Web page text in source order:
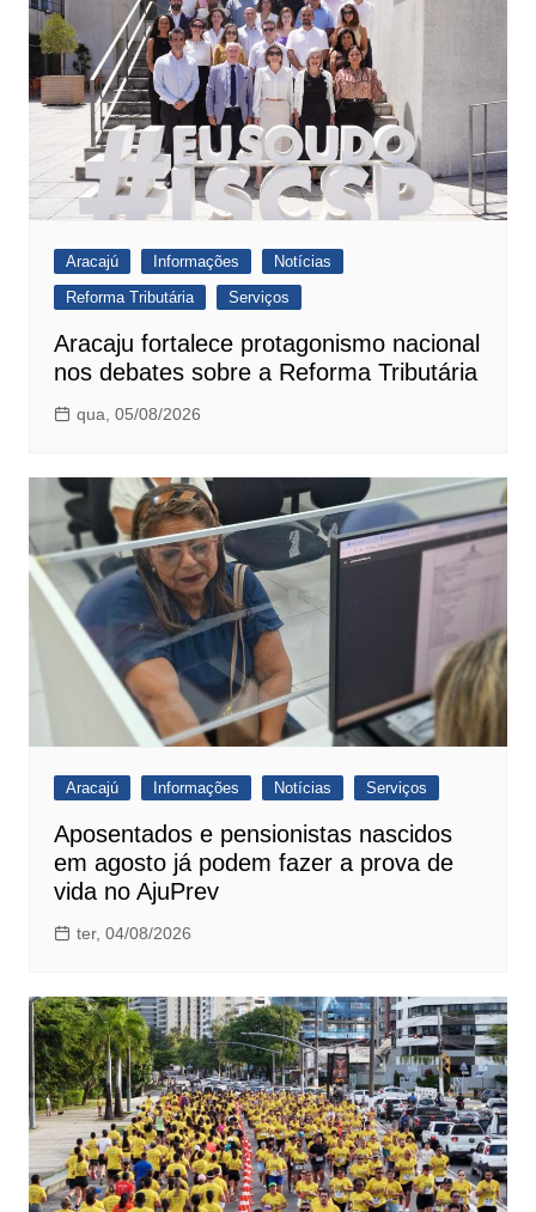
Aracajú Informações
Notícias
Reforma Tributária
Serviços
Aracaju fortalece protagonismo nacional
nos debates sobre a Reforma Tributária
qua, 05/08/2026
Aracajú Informações Notícias Serviços
Aposentados e pensionistas nascidos
em agosto já podem fazer a prova de
vida no AjuPrev
ter, 04/08/2026